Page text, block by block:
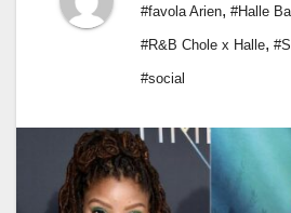
#favola Arien, #Halle
#R&B Chole x Halle,
#social